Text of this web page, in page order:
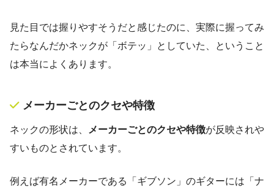
見た目では握りやすそうだと感じたのに、実際に握ってみ
たらなんだかネックが「ボテッ」としていた、ということ
は本当によくあります。
メーカーごとのクセや特徴
ネックの形状は、 メーカーごとのクセや特徴が反映されや
すいものとされています。
例えば有名メーカーである「ギブソン」のギターには「ナ